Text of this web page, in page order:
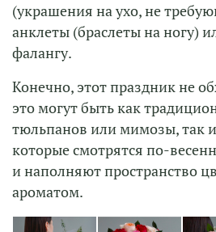
(украшения на ухо, не
анклеты (браслеты на ногу)
фалангу.
Конечно, этот праздник не
это могут быть как
тюльпанов или мимозы, так и
которые смотрятся по-
и наполняют пространство
ароматом.